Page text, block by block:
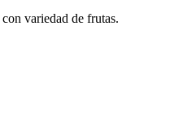
variedad de frutas.